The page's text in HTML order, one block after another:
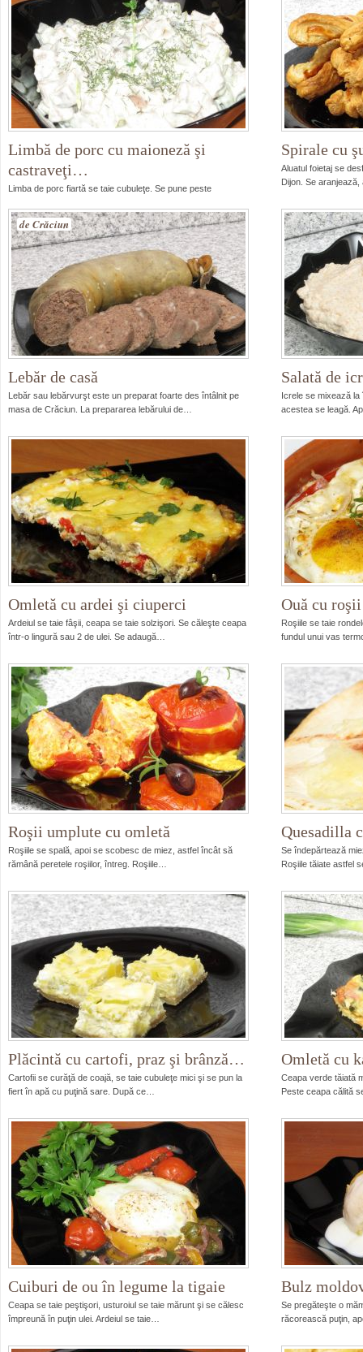
Limbă de porc cu maioneză şi
castraveţi…
Limba de porc fiartă se taie cubuleţe. Se pune peste
Spirale cu
Aluatul foietaj se
Dijon. Se
de Crăciun
Lebăr de casă
Lebăr sau lebărvurşt este un preparat foarte des întâlnit pe
masa de Crăciun. La prepararea lebărului de…
Salată de
Icrele se mixează la
acestea se leagă.
Omletă cu ardei şi ciuperci
Ardeiul se taie fâşii, ceapa se taie solzişori. Se căleşte ceapa
într-o lingură sau 2 de ulei. Se adaugă…
Ouă cu
Roşiile se taie
fundul unui vas
Roşii umplute cu omletă
Roşiile se spală, apoi se scobesc de miez, astfel încât să
rămână peretele roşiilor, întreg. Roşiile…
Quesadilla
Se îndepărtează
Roşiile tăiate astfel
Plăcintă cu cartofi, praz şi brânză…
Cartofii se curăţă de coajă, se taie cubuleţe mici şi se pun la
fiert în apă cu puţină sare. După ce…
Omletă cu
Ceapa verde tăiată
Peste ceapa călită
Cuiburi de ou în legume la tigaie
Ceapa se taie peştişori, usturoiul se taie mărunt şi se călesc
împreună în puţin ulei. Ardeiul se taie…
Bulz
Se pregăteşte o
răcorească puţin,